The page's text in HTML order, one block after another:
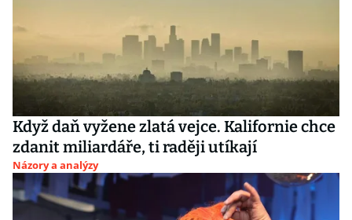
Když daň vyžene zlatá vejce. Kalifornie chce
zdanit miliardáře, ti raději utíkají
Názory a analýzy